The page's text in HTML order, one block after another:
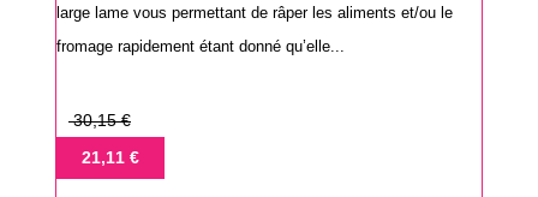
large lame vous permettant de râper les aliments et/ou le
fromage rapidement étant donné qu’elle...
Prix
base
30,15 €
Prix21,11 €